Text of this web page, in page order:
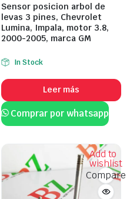
Sensor posicion arbol de
levas 3 pines, Chevrolet
Lumina, Impala, motor 3.8,
2000-2005, marca GM
In Stock
Leer más
Comprar por whatsapp
Add to
wishlist
Compare